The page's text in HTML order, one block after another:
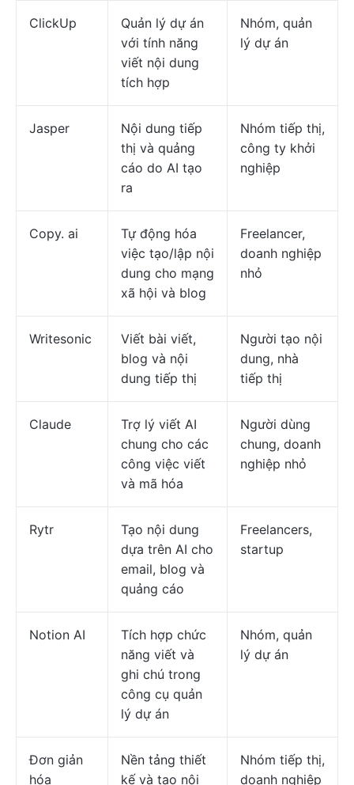
ClickUp
Quản lý dự án
với tính năng
viết nội dung
tích hợp
Nhóm, quản
lý dự án
Jasper
Nội dung tiếp
thị và quảng
cáo do AI tạo
ra
Nhóm tiếp thị,
công ty khởi
nghiệp
Copy. ai
Tự động hóa
việc tạo/lập nội
dung cho mạng
xã hội và blog
Freelancer,
doanh nghiệp
nhỏ
Writesonic
Viết bài viết,
blog và nội
dung tiếp thị
Người tạo nội
dung, nhà
tiếp thị
Claude
Trợ lý viết AI
chung cho các
công việc viết
và mã hóa
Người dùng
chung, doanh
nghiệp nhỏ
Rytr
Tạo nội dung
dựa trên AI cho
email, blog và
quảng cáo
Freelancers,
startup
Notion AI
Tích hợp chức
năng viết và
ghi chú trong
công cụ quản
lý dự án
Nhóm, quản
lý dự án
Đơn giản
hóa
Nền tảng thiết
kế và tạo nội
Nhóm tiếp thị,
doanh nghiệp